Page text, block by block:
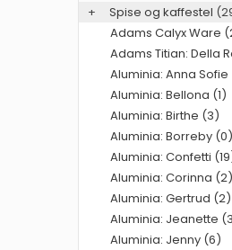
+
Spise og kaffestel
Adams Calyx Ware
Adams Titian: Della
Aluminia: Anna Sofie
Aluminia: Bellona (1)
Aluminia: Birthe (3)
Aluminia: Borreby (0)
Aluminia: Confetti
Aluminia: Corinna (2)
Aluminia: Gertrud (2)
Aluminia: Jeanette
Aluminia: Jenny (6)